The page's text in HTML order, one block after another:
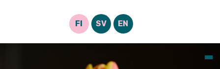
FI SV EN